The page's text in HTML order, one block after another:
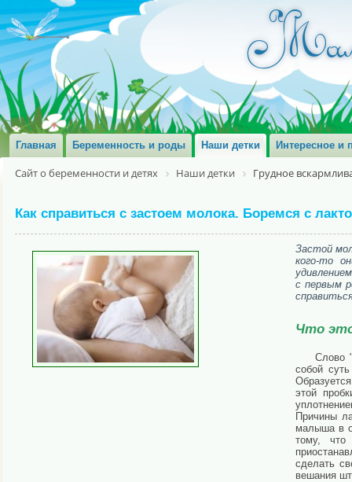
Главная Беременность и роды Наши детки Интересное и
Сайт о беременности и детях Наши детки Грудное
Как справиться с застоем молока. Боремся с
Застой
кого-то
с первым
Что
Слово
собой
этой
Причины
малыша в
тому, что
сделать
вешания